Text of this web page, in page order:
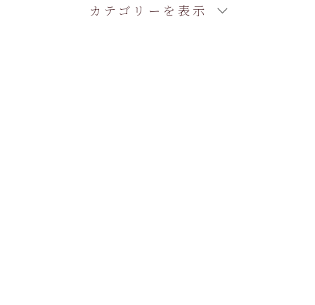
カテゴリーを表示